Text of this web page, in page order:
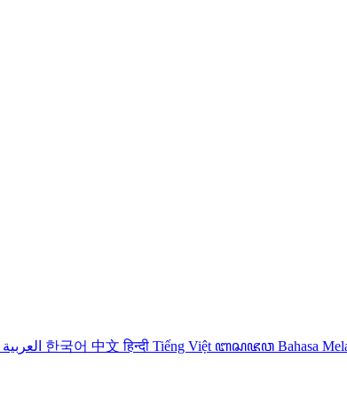
한국어 中文हिन्दी Tiếng Việt ꦧꦱꦗꦮ Bahasa